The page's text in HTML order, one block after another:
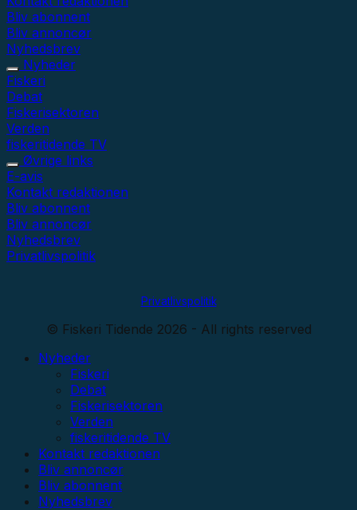
Bliv abonnent
Bliv annoncør
Nyhedsbrev
Nyheder
Fiskeri
Debat
Fiskerisektoren
Verden
fiskeritidende TV
Øvrige links
E-avis
Kontakt redaktionen
Bliv abonnent
Bliv annoncør
Nyhedsbrev
Privatlivspolitik
Privatlivspolitik
© Fiskeri Tidende 2026 - All rights reserved
Nyheder
Fiskeri
Debat
Fiskerisektoren
Verden
fiskeritidende TV
Kontakt redaktionen
Bliv annoncør
Bliv abonnent
Nyhedsbrev